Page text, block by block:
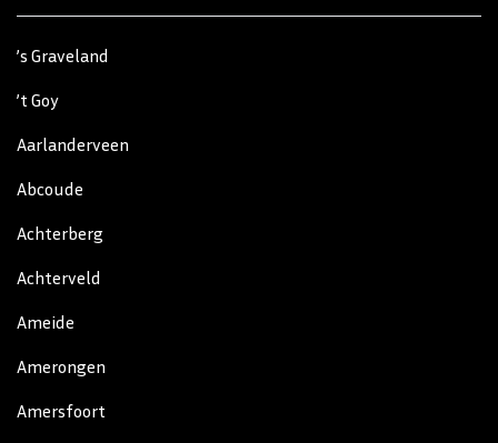
’s Graveland
’t Goy
Aarlanderveen
Abcoude
Achterberg
Achterveld
Ameide
Amerongen
Amersfoort